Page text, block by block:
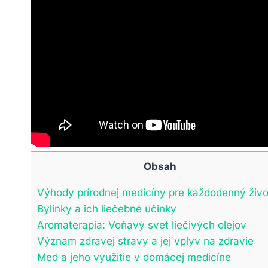
Obsah
Výhody prírodnej medicíny pre každodenný
Bylinky a ich liečebné účinky
Aromaterapia: Voňavý svet liečivých olejov
Význam zdravej stravy a jej vplyv na zdravie
Med a jeho využitie v domácej medicíne